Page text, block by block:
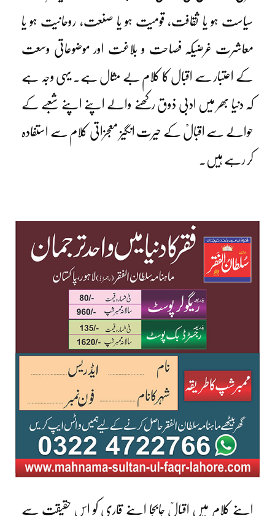
سیاست ہو یا ثقافت، قومیت ہو یا صنعت، روحانیت ہو یا
معاشرت غرضیکہ فصاحت و بلاغت اور موضوعاتی وسعت
کے اعتبار سے اقبال کا کلام بے مثال ہے۔ یہی وجہ ہے
کہ دنیا بھر میں ادبی ذوق رکھنے والے اپنے اپنے شعبے کے
حوالے سے اقبالؒ کے حیرت انگیز معجزاتی کلام سے استفادہ
کر رہے ہیں۔
اپنے کلام میں اقبالؒ جابجا اپنے قاری کو اس حقیقت سے